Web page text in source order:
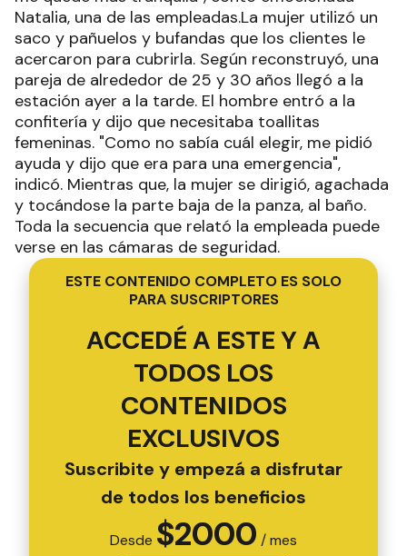
Natalia, una de las empleadas.La mujer utilizó un
saco y pañuelos y bufandas que los clientes le
acercaron para cubrirla. Según reconstruyó, una
pareja de alrededor de 25 y 30 años llegó a la
estación ayer a la tarde. El hombre entró a la
confitería y dijo que necesitaba toallitas
femeninas. "Como no sabía cuál elegir, me pidió
ayuda y dijo que era para una emergencia",
indicó. Mientras que, la mujer se dirigió, agachada
y tocándose la parte baja de la panza, al baño.
Toda la secuencia que relató la empleada puede
verse en las cámaras de seguridad.
ESTE CONTENIDO COMPLETO ES SOLO
PARA SUSCRIPTORES
ACCEDÉ A ESTE Y A
TODOS LOS
CONTENIDOS
EXCLUSIVOS
Suscribite y empezá a disfrutar
de todos los beneficios
Desde $2000 / mes